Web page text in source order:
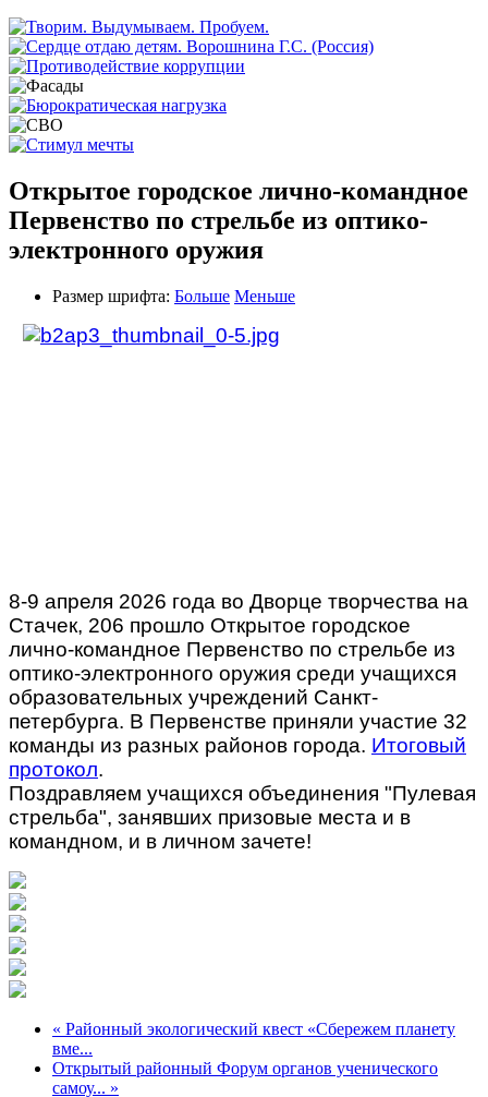
Открытое городское лично-командное
Первенство по стрельбе из оптико-
электронного оружия
Размер шрифта: Больше Меньше
8-9 апреля 2026 года во Дворце творчества на
Стачек, 206 прошло Открытое городское
лично-командное Первенство по стрельбе из
оптико-электронного оружия среди учащихся
образовательных учреждений Санкт-
петербурга. В Первенстве приняли участие 32
команды из разных районов города. Итоговый
протокол.
Поздравляем учащихся объединения "Пулевая
стрельба", занявших призовые места и в
командном, и в личном зачете!
« Районный экологический квест «Сбережем планету
вме...
Открытый районный Форум органов ученического
самоу... »